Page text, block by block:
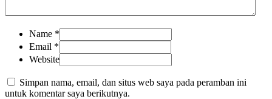
Name *
Email *
Website
Simpan nama, email, dan situs web saya pada peramban ini
untuk komentar saya berikutnya.